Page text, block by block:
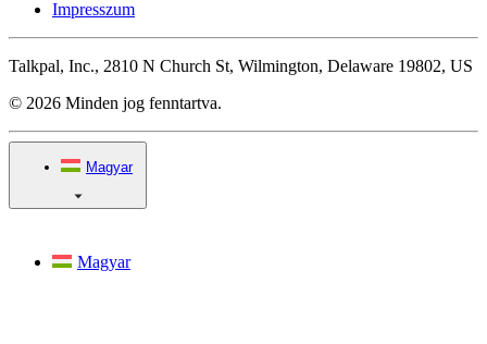
Impresszum
Talkpal, Inc., 2810 N Church St, Wilmington, Delaware 19802, US
© 2026 Minden jog fenntartva.
Magyar
Magyar